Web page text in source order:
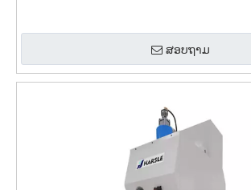
ສອບຖາມ